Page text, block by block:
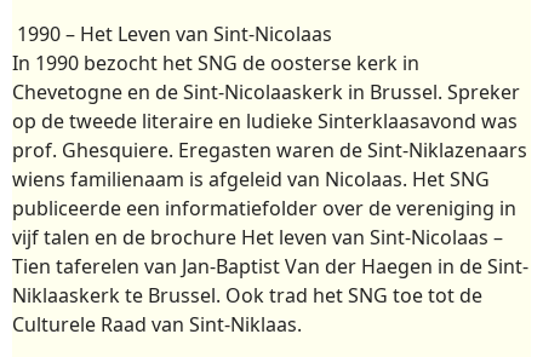
1990 – Het Leven van Sint-Nicolaas
In 1990 bezocht het SNG de oosterse kerk in
Chevetogne en de Sint-Nicolaaskerk in Brussel. Spreker
op de tweede literaire en ludieke Sinterklaasavond was
prof. Ghesquiere. Eregasten waren de Sint-Niklazenaars
wiens familienaam is afgeleid van Nicolaas. Het SNG
publiceerde een informatiefolder over de vereniging in
vijf talen en de brochure Het leven van Sint-Nicolaas –
Tien taferelen van Jan-Baptist Van der Haegen in de Sint-
Niklaaskerk te Brussel. Ook trad het SNG toe tot de
Culturele Raad van Sint-Niklaas.